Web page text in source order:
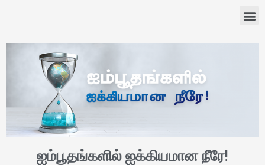
ஐம்பூதங்களில் ஐக்கியமான நீரே!